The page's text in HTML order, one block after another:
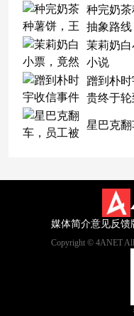
种完奶
抽象路线
茉莉奶
小说
蹭到朴
贵终于轮
星巴克
媒体简介意见反馈
Copyright © 4ANET